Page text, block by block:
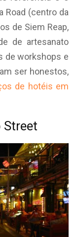
Road (centro da
de Siem Reap,
de artesanato
de workshops e
ser honestos,
de hotéis em